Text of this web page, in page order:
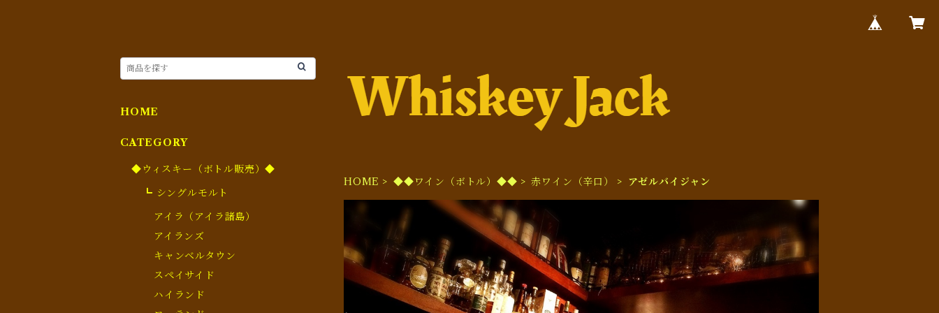
HOME ◆◆ワイン（ボトル）◆◆ 赤ワイン（辛口） アゼルバイジャン
HOME
CATEGORY
◆ウィスキー（ボトル販売）◆
┗ シングルモルト
アイラ（アイラ諸島）
アイランズ
キャンベルタウン
スペイサイド
ハイランド